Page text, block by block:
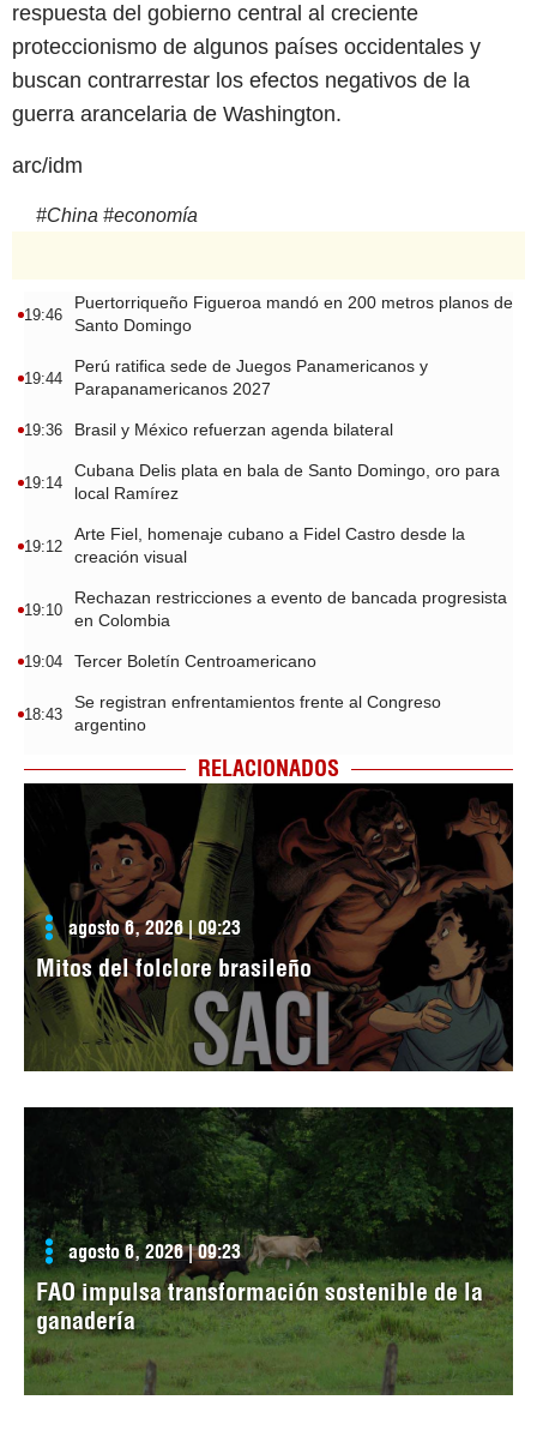
respuesta del gobierno central al creciente
proteccionismo de algunos países occidentales y
buscan contrarrestar los efectos negativos de la
guerra arancelaria de Washington.
arc/idm
#China #economía
19:46
Puertorriqueño Figueroa mandó en 200 metros planos de
Santo Domingo
19:44
Perú ratifica sede de Juegos Panamericanos y
Parapanamericanos 2027
19:36 Brasil y México refuerzan agenda bilateral
19:14
Cubana Delis plata en bala de Santo Domingo, oro para
local Ramírez
19:12
Arte Fiel, homenaje cubano a Fidel Castro desde la
creación visual
19:10
Rechazan restricciones a evento de bancada progresista
en Colombia
19:04 Tercer Boletín Centroamericano
18:43
Se registran enfrentamientos frente al Congreso
argentino
RELACIONADOS
agosto 6, 2026 | 09:23
Mitos del folclore brasileño
agosto 6, 2026 | 09:23
FAO impulsa transformación sostenible de la
ganadería